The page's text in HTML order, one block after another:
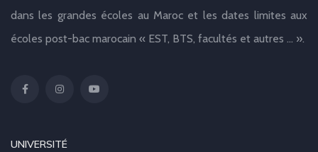
dans les grandes écoles au Maroc et les dates limites aux
écoles post-bac marocain « EST, BTS, facultés et autres … ».
UNIVERSITÉ